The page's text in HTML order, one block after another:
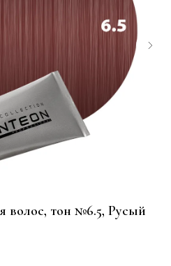
волос, тон №6.5, Русый